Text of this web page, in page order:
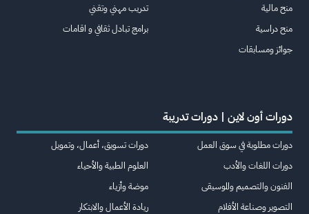
منح مالية
منح دراسية
جوائز ومسابقات
تدريب مهني وتقني
برامج تبادل ثقافي و اقامات
دورات أون لاين | دورات تدريبة
دورات مطلوبة في سوق العمل
دورات اللغات والأدب
الفنون والتصميم والموسيقى
التصوير وصناعة الأفلام
دورات تسويق، أعمال، وتمويل
العلوم الطبية والأحياء
موضة وأزياء
ريادة الأعمال والابتكار